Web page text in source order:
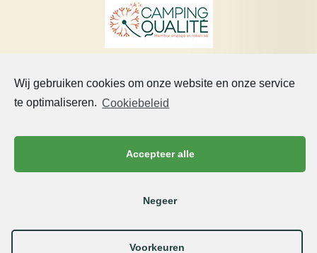
Wij gebruiken cookies om onze website en onze service
te optimaliseren. Cookiebeleid
Accepteer alle
Negeer
Voorkeuren
©Copyright 2021Chateau de Chanteloup Een 5 sterren
Privacybeleid en beheer van persoonsgegevens
Politique de cookies (UE)